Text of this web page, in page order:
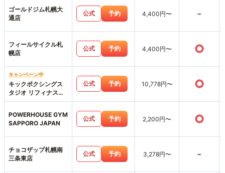
ゴールドジム札幌大
通店
公式 予約 4,400円〜 -
フィールサイクル札
幌店
公式 予約 4,400円〜 ○
キャンペーン中
キックボクシングス
タジオ リフィナス札
幌店
公式 予約 10,778円〜 ○
POWERHOUSE GYM
SAPPORO JAPAN
公式 予約 2,200円〜 ○
チョコザップ札幌南
三条東店
公式 予約 3,278円〜 -